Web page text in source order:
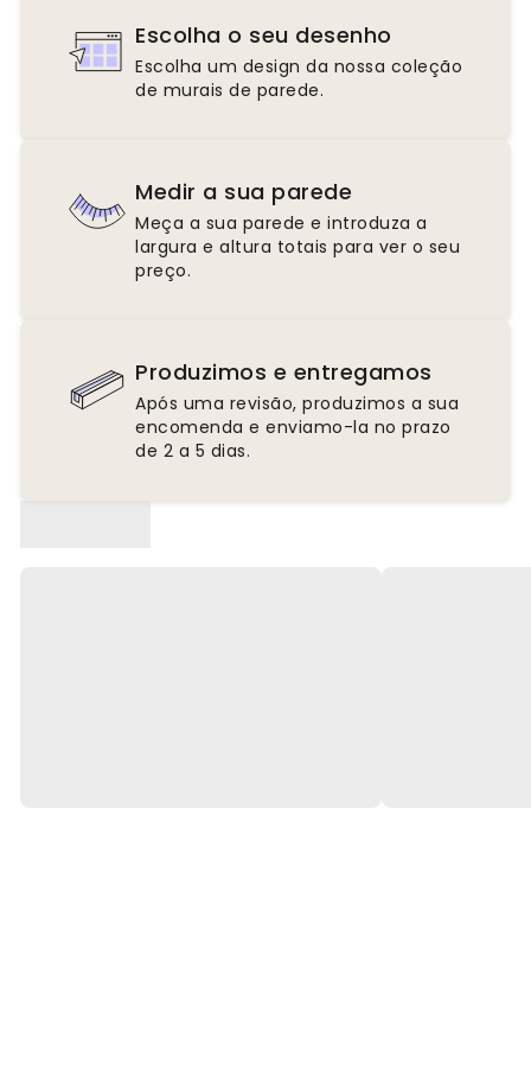
Escolha o seu desenho
Escolha um design da nossa coleção
de murais de parede.
Medir a sua parede
Meça a sua parede e introduza a
largura e altura totais para ver o seu
preço.
Produzimos e entregamos
Após uma revisão, produzimos a sua
encomenda e enviamo-la no prazo
de 2 a 5 dias.